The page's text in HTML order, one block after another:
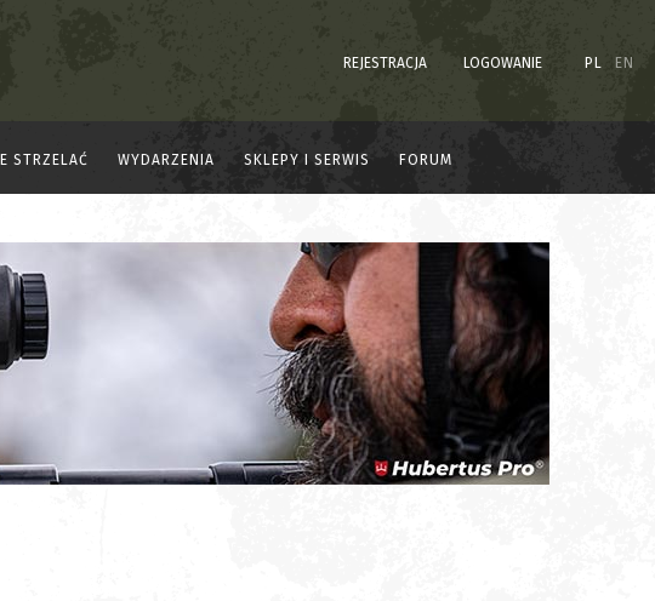
REJESTRACJA LOGOWANIE PL EN
STRZELAĆ WYDARZENIA SKLEPY I SERWIS FORUM